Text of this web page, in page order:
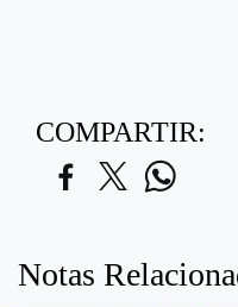
COMPARTIR:
Notas